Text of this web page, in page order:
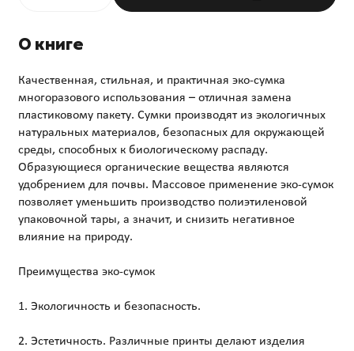
О книге
Качественная, стильная, и практичная эко-сумка
многоразового использования – отличная замена
пластиковому пакету. Сумки производят из экологичных
натуральных материалов, безопасных для окружающей
среды, способных к биологическому распаду.
Образующиеся органические вещества являются
удобрением для почвы. Массовое применение эко-сумок
позволяет уменьшить производство полиэтиленовой
упаковочной тары, а значит, и снизить негативное
влияние на природу.
Преимущества эко-сумок
1. Экологичность и безопасность.
2. Эстетичность. Различные принты делают изделия